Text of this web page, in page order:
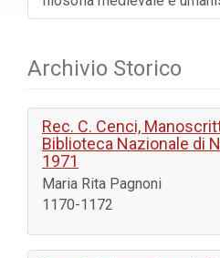
Archivio Storico
Rec. C. Cenci,
Biblioteca Nazionale di
1971
Maria Rita Pagnoni
1170-1172